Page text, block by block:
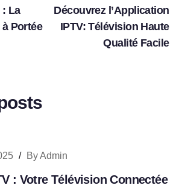
: La
Portée
Découvrez l’Application
IPTV: Télévision Haute
Qualité Facile
/ ByAdmin
: Votre Télévision Connectée